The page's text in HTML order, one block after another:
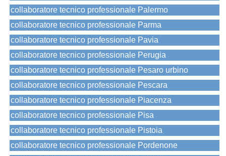
collaboratore tecnico professionale Palermo
collaboratore tecnico professionale Parma
collaboratore tecnico professionale Pavia
collaboratore tecnico professionale Perugia
collaboratore tecnico professionale Pesaro urbino
collaboratore tecnico professionale Pescara
collaboratore tecnico professionale Piacenza
collaboratore tecnico professionale Pisa
collaboratore tecnico professionale Pistoia
collaboratore tecnico professionale Pordenone